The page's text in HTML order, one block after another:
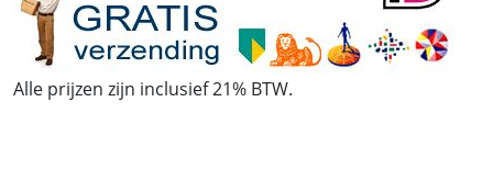
Alle prijzen zijn inclusief 21% BTW.